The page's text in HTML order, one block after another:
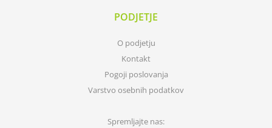
PODJETJE
O podjetju
Kontakt
Pogoji poslovanja
Varstvo osebnih podatkov
Spremljajte nas: